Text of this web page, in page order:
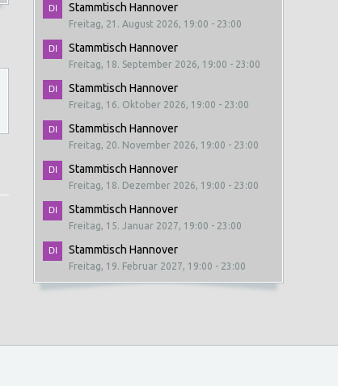
Stammtisch Hannover
Freitag, 21. August 2026, 19:00 - 23:00
Stammtisch Hannover
Freitag, 18. September 2026, 19:00 - 23:00
Stammtisch Hannover
Freitag, 16. Oktober 2026, 19:00 - 23:00
Stammtisch Hannover
Freitag, 20. November 2026, 19:00 - 23:00
Stammtisch Hannover
Freitag, 18. Dezember 2026, 19:00 - 23:00
Stammtisch Hannover
Freitag, 15. Januar 2027, 19:00 - 23:00
Stammtisch Hannover
Freitag, 19. Februar 2027, 19:00 - 23:00